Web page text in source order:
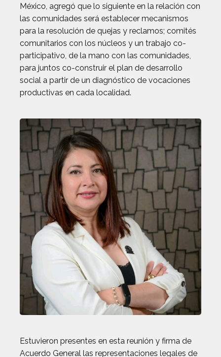
México, agregó que lo siguiente en la relación con
las comunidades será establecer mecanismos
para la resolución de quejas y reclamos; comités
comunitarios con los núcleos y un trabajo co-
participativo, de la mano con las comunidades,
para juntos co-construir el plan de desarrollo
social a partir de un diagnóstico de vocaciones
productivas en cada localidad.
Estuvieron presentes en esta reunión y firma de
Acuerdo General las representaciones legales de